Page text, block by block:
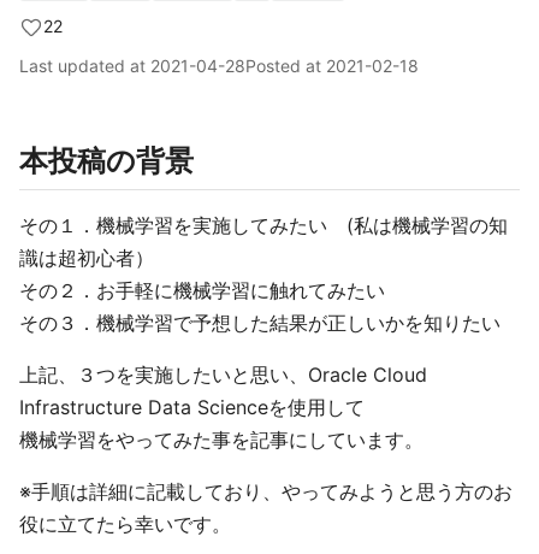
22
Last updated at 2021-04-28Posted at 2021-02-18
本投稿の背景
その１．機械学習を実施してみたい (私は機械学習の知
識は超初心者）
その２．お手軽に機械学習に触れてみたい
その３．機械学習で予想した結果が正しいかを知りたい
上記、３つを実施したいと思い、Oracle Cloud
Infrastructure Data Scienceを使用して
機械学習をやってみた事を記事にしています。
※手順は詳細に記載しており、やってみようと思う方のお
役に立てたら幸いです。